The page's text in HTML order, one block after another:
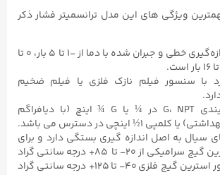
ویژگی های این مدل ترانسمیتر فشار ذکر
محدوده اندازه‌گیری خطی و جبران شده با دما از -۱ تا ۵ بار، ۰ تا
با سنسور فیلم نازک فلزی یا فیلم ضخیم
اتصالات فرآیندی G، NPT در ¼ یا G ¾ اینچ (با دیافراگم
1½ اینچی در دسترس می باشد.
سیال به اصل اندازه‌ گیری بستگی دارد و برای
سنسور استرین گیج سرامیکی از ۲۰- تا ۸۵+ درجه سانتی گراد
و برای سنسور استرین گیج فلزی ۴۰- تا ۱۲۵+ درجه سانتی گراد